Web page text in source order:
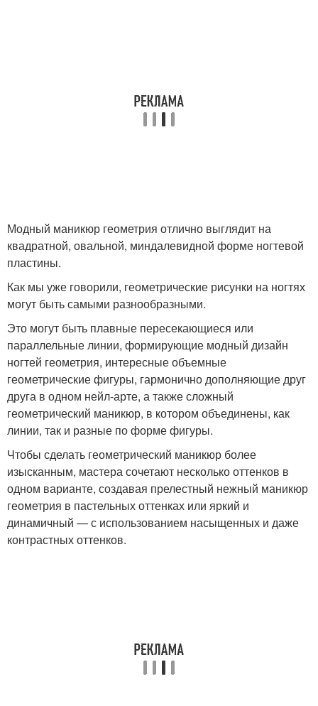
Модный маникюр геометрия отлично выглядит на
квадратной, овальной, миндалевидной форме ногтевой
пластины.
Как мы уже говорили, геометрические рисунки на ногтях
могут быть самыми разнообразными.
Это могут быть плавные пересекающиеся или
параллельные линии, формирующие модный дизайн
ногтей геометрия, интересные объемные
геометрические фигуры, гармонично дополняющие друг
друга в одном нейл-арте, а также сложный
геометрический маникюр, в котором объединены, как
линии, так и разные по форме фигуры.
Чтобы сделать геометрический маникюр более
изысканным, мастера сочетают несколько оттенков в
одном варианте, создавая прелестный нежный маникюр
геометрия в пастельных оттенках или яркий и
динамичный — с использованием насыщенных и даже
контрастных оттенков.